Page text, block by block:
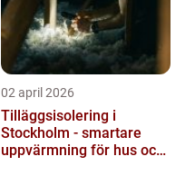
02 april 2026
Tilläggsisolering i
Stockholm - smartare
uppvärmning för hus och